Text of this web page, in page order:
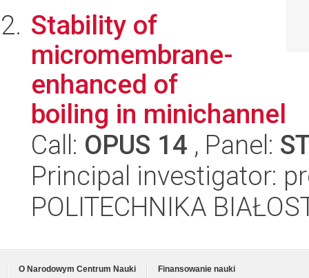
Stability of
micromembrane-
enhanced of
boiling in minichannel
Call: OPUS 14 , Panel:
Principal investigator:
POLITECHNIKA
O Narodowym Centrum Nauki
Finansowanie nauki